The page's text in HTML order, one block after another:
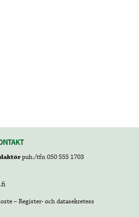
puh./tfn 050 555 1703
– Register- och datasekretess